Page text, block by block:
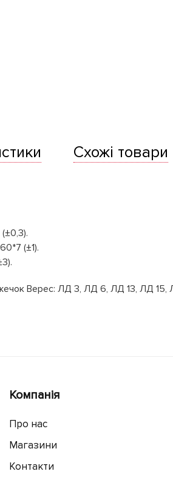
Схожі товари
(±1).
Верес: ЛД 3, ЛД 6, ЛД 13, ЛД 15,
Компанія
Про нас
Магазини
Контакти